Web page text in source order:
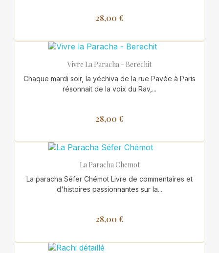
28,00 €
Vivre La Paracha - Berechit
Chaque mardi soir, la yéchiva de la rue Pavée à Paris
résonnait de la voix du Rav,...
28,00 €
La Paracha Chemot
La paracha Séfer Chémot Livre de commentaires et
d'histoires passionnantes sur la...
28,00 €